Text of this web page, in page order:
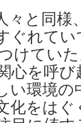
々と同
ぐれて
けてい
心を呼
い環境
化をは